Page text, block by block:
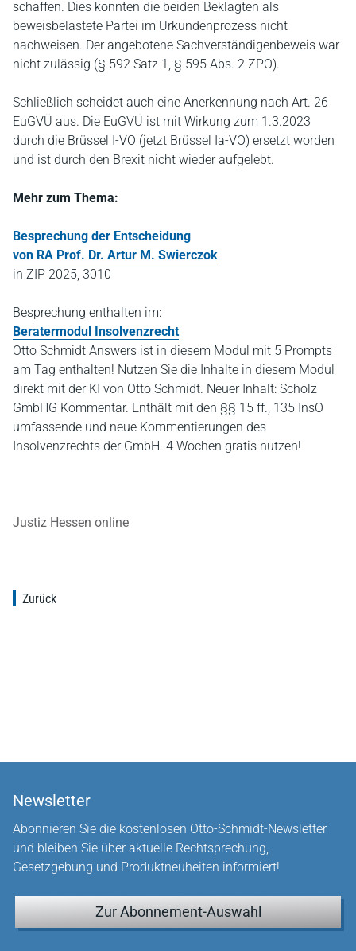
schaffen. Dies konnten die beiden Beklagten als
beweisbelastete Partei im Urkundenprozess nicht
nachweisen. Der angebotene Sachverständigenbeweis war
nicht zulässig (§ 592 Satz 1, § 595 Abs. 2 ZPO).
Schließlich scheidet auch eine Anerkennung nach Art. 26
EuGVÜ aus. Die EuGVÜ ist mit Wirkung zum 1.3.2023
durch die Brüssel I-VO (jetzt Brüssel Ia-VO) ersetzt worden
und ist durch den Brexit nicht wieder aufgelebt.
Mehr zum Thema:
Besprechung der Entscheidung
von RA Prof. Dr. Artur M. Swierczok
in ZIP 2025, 3010
Besprechung enthalten im:
Beratermodul Insolvenzrecht
Otto Schmidt Answers ist in diesem Modul mit 5 Prompts
am Tag enthalten! Nutzen Sie die Inhalte in diesem Modul
direkt mit der KI von Otto Schmidt. Neuer Inhalt: Scholz
GmbHG Kommentar. Enthält mit den §§ 15 ff., 135 InsO
umfassende und neue Kommentierungen des
Insolvenzrechts der GmbH. 4 Wochen gratis nutzen!
Justiz Hessen online
Zurück
Newsletter
Abonnieren Sie die kostenlosen Otto-Schmidt-Newsletter
und bleiben Sie über aktuelle Rechtsprechung,
Gesetzgebung und Produktneuheiten informiert!
Zur Abonnement-Auswahl